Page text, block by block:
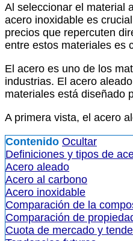
Al seleccionar el material
acero inoxidable es
precios que repercuten
entre estos materiales es
El acero es uno de los
industrias. El acero
materiales está diseñado
A primera vista, el acero
Contenido Ocultar
Definiciones y tipos de
Acero aleado
Acero al carbono
Acero inoxidable
Comparación de la
Comparación de
Cuota de mercado y